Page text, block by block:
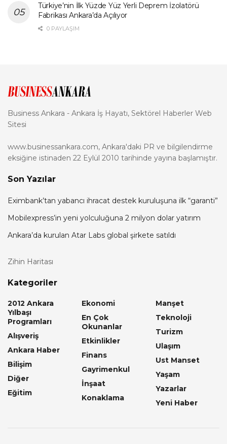
Türkiye’nin İlk Yüzde Yüz Yerli Deprem İzolatörü
Fabrikası Ankara’da Açılıyor
0 PAYLAŞIM
Business Ankara - Ankara İş Hayatı, Sektörel Haberler Web
Sitesi
www.businessankara.com, Ankara'daki PR ve bilgilendirme
eksiğine istinaden 22 Eylül 2010 tarihinde yayına başlamıştır.
Son Yazılar
Eximbank’tan yabancı ihracat destek kuruluşuna ilk “garanti”
Mobilexpress’in yeni yolculuğuna 2 milyon dolar yatırım
Ankara’da kurulan Atar Labs global şirkete satıldı
Zihin Haritası
Kategoriler
2012 Ankara
Yılbaşı
Programları
Alışveriş
Ankara Haber
Bilişim
Diğer
Eğitim
Ekonomi
En Çok
Okunanlar
Etkinlikler
Finans
Gayrimenkul
İnşaat
Konaklama
Manşet
Teknoloji
Turizm
Ulaşım
Ust Manset
Yaşam
Yazarlar
Yeni Haber